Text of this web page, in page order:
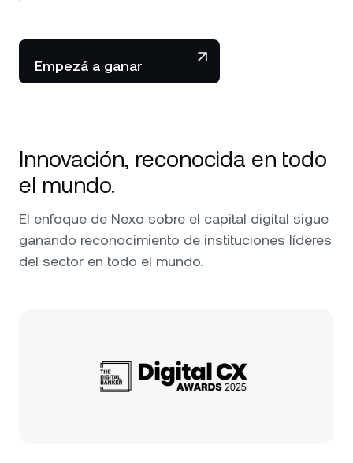
Empezá a ganar
Innovación, reconocida en todo
el mundo.
El enfoque de Nexo sobre el capital digital sigue
ganando reconocimiento de instituciones líderes
del sector en todo el mundo.